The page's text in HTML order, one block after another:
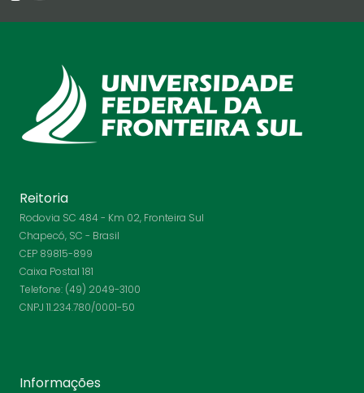
Reitoria
Rodovia SC 484 - Km 02, Fronteira Sul
Chapecó, SC - Brasil
CEP 89815-899
Caixa Postal 181
Telefone: (49) 2049-3100
CNPJ 11.234.780/0001-50
Informações